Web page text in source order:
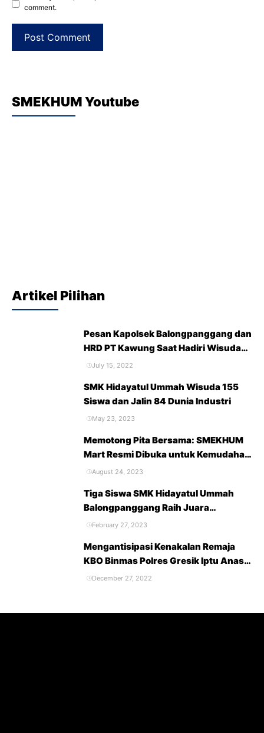
comment.
SMEKHUM Youtube
Artikel Pilihan
Pesan Kapolsek Balongpanggang dan
HRD PT Kawung Saat Hadiri Wisuda
Purna Siswa SMK Hidayatul Ummah
July 15, 2022
SMK Hidayatul Ummah Wisuda 155
Siswa dan Jalin 84 Dunia Industri
May 23, 2023
Memotong Pita Bersama: SMEKHUM
Mart Resmi Dibuka untuk Kemudahan
Belanja dan Kebutuhan Sekolah
August 24, 2023
Tiga Siswa SMK Hidayatul Ummah
Balongpanggang Raih Juara
Accounting Competition 2023
February 27, 2023
Mengantisipasi Kenakalan Remaja
KBO Binmas Polres Gresik Iptu Anas
Berikan Penyuluhan Terhadap Pelajar
December 27, 2022